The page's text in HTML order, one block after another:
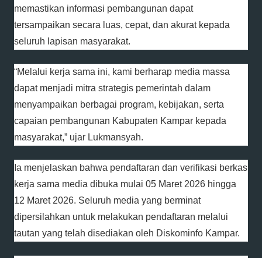
memastikan informasi pembangunan dapat
tersampaikan secara luas, cepat, dan akurat kepada
seluruh lapisan masyarakat.
“Melalui kerja sama ini, kami berharap media massa
dapat menjadi mitra strategis pemerintah dalam
menyampaikan berbagai program, kebijakan, serta
capaian pembangunan Kabupaten Kampar kepada
masyarakat,” ujar Lukmansyah.
Ia menjelaskan bahwa pendaftaran dan verifikasi berkas
kerja sama media dibuka mulai 05 Maret 2026 hingga
12 Maret 2026. Seluruh media yang berminat
dipersilahkan untuk melakukan pendaftaran melalui
tautan yang telah disediakan oleh Diskominfo Kampar.